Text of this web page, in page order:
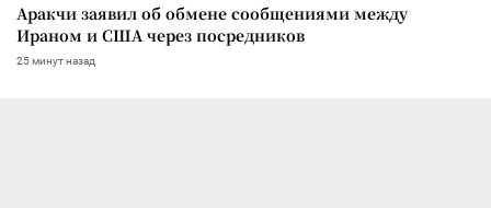
Аракчи заявил об обмене сообщениями между
Ираном и США через посредников
25 минут назад